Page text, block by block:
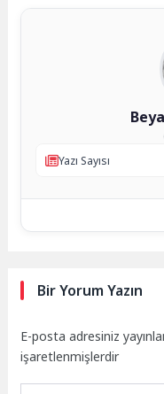
Yazı Sayısı
Bir Yorum Yazın
E-posta adresiniz
işaretlenmişlerdir